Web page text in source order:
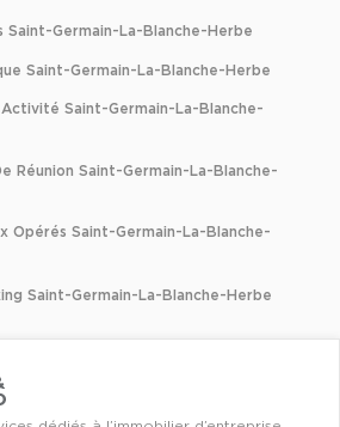
Activités
en Ille-et-Vilaine
à Lyon
à Toulouse
à Dijon
Saint-Germain-La-Blanche-Herbe
Saint-Germain-La-Blanche-Herbe
Saint-Germain-La-Blanche-
Réunion Saint-Germain-La-Blanche-
Opérés Saint-Germain-La-Blanche-
Saint-Germain-La-Blanche-Herbe